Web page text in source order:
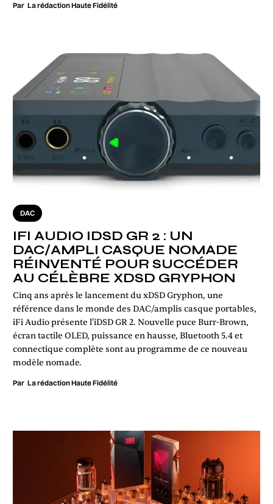
Par La rédaction Haute Fidélité
DAC
IFI AUDIO IDSD GR 2 : UN
DAC/AMPLI CASQUE NOMADE
RÉINVENTÉ POUR SUCCÉDER
AU CÉLÈBRE XDSD GRYPHON
Cinq ans après le lancement du xDSD Gryphon, une
référence dans le monde des DAC/amplis casque portables,
iFi Audio présente l'iDSD GR 2. Nouvelle puce Burr-Brown,
écran tactile OLED, puissance en hausse, Bluetooth 5.4 et
connectique complète sont au programme de ce nouveau
modèle nomade.
Par La rédaction Haute Fidélité